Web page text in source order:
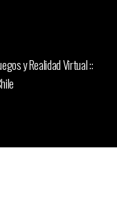
y Realidad Virtual ::